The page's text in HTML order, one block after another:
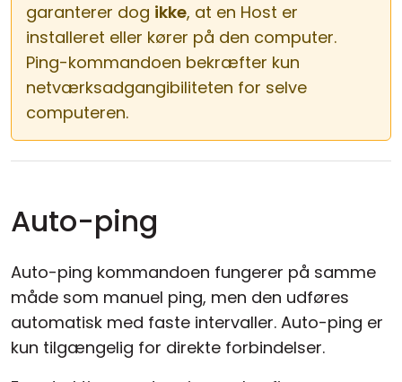
garanterer dog ikke, at en Host er
installeret eller kører på den computer.
Ping-kommandoen bekræfter kun
netværksadgangibiliteten for selve
computeren.
Auto-ping
Auto-ping kommandoen fungerer på samme
måde som manuel ping, men den udføres
automatisk med faste intervaller. Auto-ping er
kun tilgængelig for direkte forbindelser.